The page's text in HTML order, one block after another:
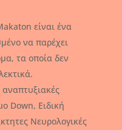
είναι ένα
να παρέχει
τα οποία δεν
αναπτυξιακές
Down, Ειδική
Νευρολογικές